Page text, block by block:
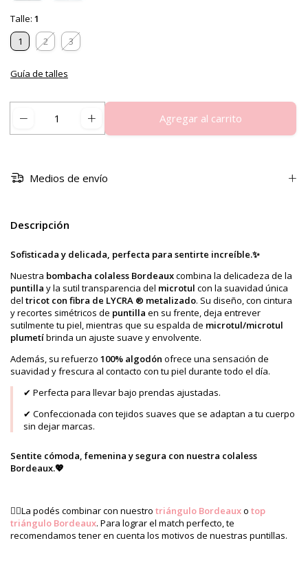
Talle: 1
1
2 3
Guía de talles
Medios de envío
Descripción
Sofisticada y delicada, perfecta para sentirte increíble.✨
Nuestra bombacha colaless Bordeauxcombina la delicadeza de la
puntilla y la sutil transparencia del microtul con la suavidad única
del tricot con fibra de LYCRA ® metalizado. Su diseño, con cintura
y recortes simétricos de puntilla en su frente, deja entrever
sutilmente tu piel, mientras que su espalda de microtul/microtul
plumetíbrinda un ajuste suave y envolvente.
Además, su refuerzo 100% algodón ofrece una sensación de
suavidad y frescura al contacto con tu piel durante todo el día.
✔ Perfecta para llevar bajo prendas ajustadas.
✔ Confeccionada con tejidos suaves que se adaptan a tu cuerpo
sin dejar marcas.
Sentite cómoda, femenina y segura con nuestra colaless
Bordeaux.💖
👉🏻La podés combinar con nuestro triángulo Bordeauxo top
triángulo Bordeaux. Para lograr el match perfecto, te
recomendamos tener en cuenta los motivos de nuestras puntillas.